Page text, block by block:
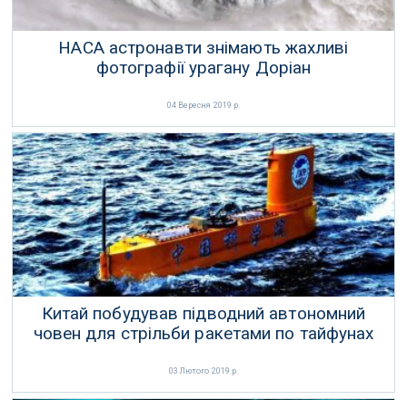
НАСА астронавти знімають жахливі
фотографії урагану Доріан
04 Вересня 2019 р.
Китай побудував підводний автономний
човен для стрільби ракетами по тайфунах
03 Лютого 2019 р.